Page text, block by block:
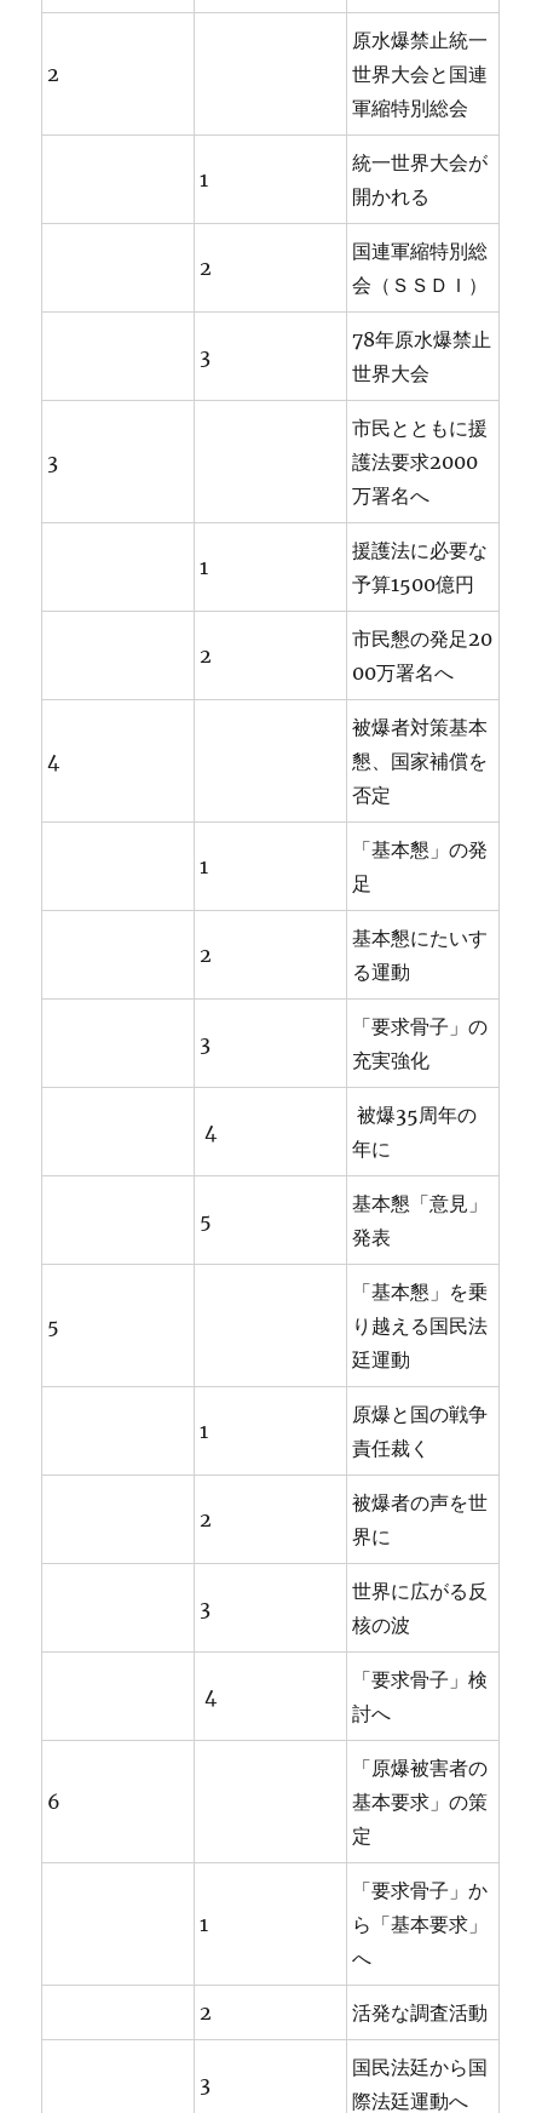
2
原水爆禁止統一
世界大会と国連
軍縮特別総会
1
統一世界大会が
開かれる
2
国連軍縮特別総
会（ＳＳＤＩ）
3
78年原水爆禁止
世界大会
3
市民とともに援
護法要求2000
万署名へ
1
援護法に必要な
予算1500億円
2
市民懇の発足20
00万署名へ
4
被爆者対策基本
懇、国家補償を
否定
1
「基本懇」の発
足
2
基本懇にたいす
る運動
3
「要求骨子」の
充実強化
4
被爆35周年の
年に
5
基本懇「意見」
発表
5
「基本懇」を乗
り越える国民法
廷運動
1
原爆と国の戦争
責任裁く
2
被爆者の声を世
界に
3
世界に広がる反
核の波
4
「要求骨子」検
討へ
6
「原爆被害者の
基本要求」の策
定
1
「要求骨子」か
ら「基本要求」
へ
2 活発な調査活動
3
国民法廷から国
際法廷運動へ